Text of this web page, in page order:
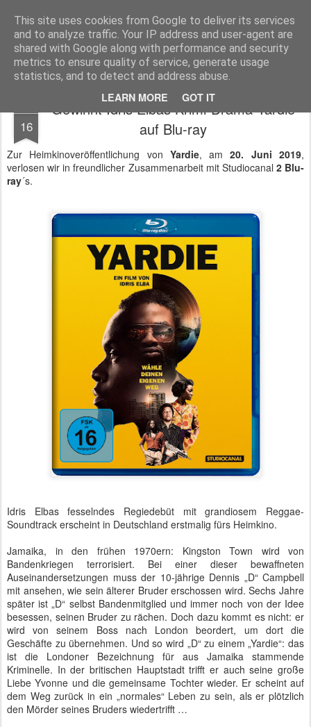
This site uses cookies from Google to deliver its services
and to analyze traffic. Your IP address and user-agent are
shared with Google along with performance and security
metrics to ensure quality of service, generate usage
statistics, and to detect and address abuse.
LEARN MORE GOT IT
MyKinoTrailer
Pages
16
Gewinnt Idris Elbas Krimi-Drama Yardie
auf Blu-ray
Zur Heimkinoveröffentlichung von Yardie, am20. Juni 2019,
verlosen wir in freundlicher Zusammenarbeit mit Studiocanal 2 Blu-
ray´s.
Idris Elbas fesselndes Regiedebüt mit grandiosem Reggae-
Soundtrack erscheint in Deutschland erstmalig fürs Heimkino.
Jamaika, in den frühen 1970ern: Kingston Town wird von
Bandenkriegen terrorisiert. Bei einer dieser bewaffneten
Auseinandersetzungen muss der 10-jährige Dennis „D“ Campbell
mit ansehen, wie sein älterer Bruder erschossen wird. Sechs Jahre
später ist „D“ selbst Bandenmitglied und immer noch von der Idee
besessen, seinen Bruder zu rächen. Doch dazu kommt es nicht: er
wird von seinem Boss nach London beordert, um dort die
Geschäfte zu übernehmen. Und so wird „D“ zu einem „Yardie“: das
ist die Londoner Bezeichnung für aus Jamaika stammende
Kriminelle. In der britischen Hauptstadt trifft er auch seine große
Liebe Yvonne und die gemeinsame Tochter wieder. Er scheint auf
dem Weg zurück in ein „normales“ Leben zu sein, als er plötzlich
den Mörder seines Bruders wiedertrifft …